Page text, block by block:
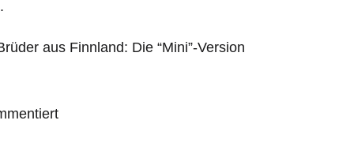
aus Finnland: Die “Mini”-Version